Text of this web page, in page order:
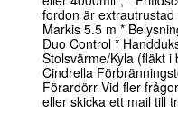
Elektrisk
säng
Elektrisk låsning i
arbetsbänk
Kabe airvent
Märke chassi:
fordon är
Markis 5.5 m *
Duo Control *
Stolsvärme/Kyla (fläkt
Cindrella
Förardörr Vid fler
eller skicka ett mail till